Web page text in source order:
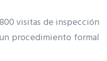
visitas de inspección
procedimiento formal